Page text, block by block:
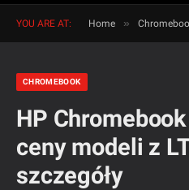
YOU ARE AT: Home »
CHROMEBOOK
HP
ceny modeli z
szczegóły